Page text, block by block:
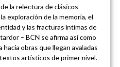
la relectura de clásicos
exploración de la memoria, el
y las fracturas íntimas de
– BCN se afirma así como
obras que llegan avaladas
artísticos de primer nivel.